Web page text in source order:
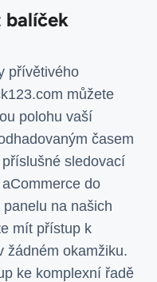
balíček
přívětivého
můžete
polohu vaší
časem
sledovací
do
na našich
mít přístup k
žádném okamžiku.
ke komplexní řadě